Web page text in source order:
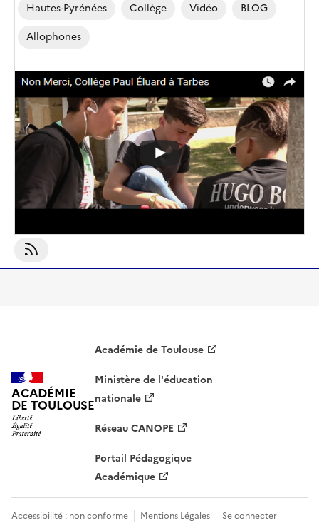
Hautes-Pyrénées Collège Vidéo
BLOG
Allophones
S'abonner À Hautes-Pyrénées
ACADÉMIE
DE TOULOUSE
Académie de Toulouse
Ministère de l'éducation
nationale
Réseau CANOPE
Portail Pédagogique
Académique
Accessibilité : non conforme Mentions Légales Se connecter